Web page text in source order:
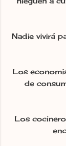
Nadie vivirá
Los
de
Los